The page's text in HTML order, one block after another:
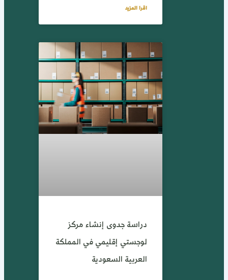
اقرا المزيد
دراسة جدوى إنشاء مركز
لوجستي إقليمي في المملكة
العربية السعودية